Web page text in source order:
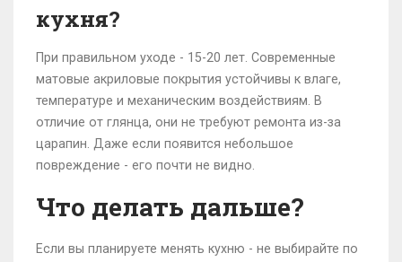
кухня?
При правильном уходе - 15-20 лет. Современные
матовые акриловые покрытия устойчивы к влаге,
температуре и механическим воздействиям. В
отличие от глянца, они не требуют ремонта из-за
царапин. Даже если появится небольшое
повреждение - его почти не видно.
Что делать дальше?
Если вы планируете менять кухню - не выбирайте по